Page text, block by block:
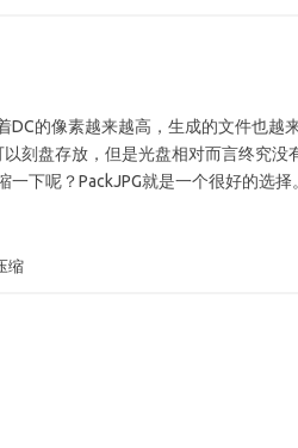
的像素越来越高，生成的文件也越
刻盘存放，但是光盘相对而言终究没
下呢？PackJPG就是一个很好的选
缩